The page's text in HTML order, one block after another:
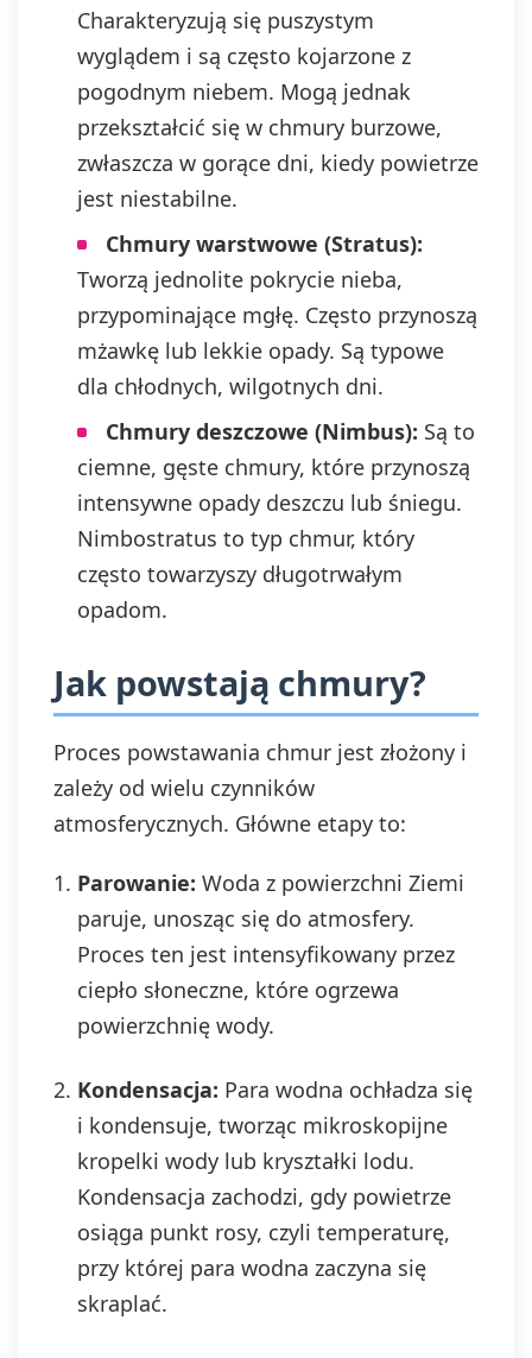
Charakteryzują się puszystym
wyglądem i są często kojarzone z
pogodnym niebem. Mogą jednak
przekształcić się w chmury burzowe,
zwłaszcza w gorące dni, kiedy powietrze
jest niestabilne.
Chmury warstwowe (Stratus):
Tworzą jednolite pokrycie nieba,
przypominające mgłę. Często przynoszą
mżawkę lub lekkie opady. Są typowe
dla chłodnych, wilgotnych dni.
Chmury deszczowe (Nimbus): Są to
ciemne, gęste chmury, które przynoszą
intensywne opady deszczu lub śniegu.
Nimbostratus to typ chmur, który
często towarzyszy długotrwałym
opadom.
Jak powstają chmury?
Proces powstawania chmur jest złożony i
zależy od wielu czynników
atmosferycznych. Główne etapy to:
Parowanie: Woda z powierzchni Ziemi
paruje, unosząc się do atmosfery.
Proces ten jest intensyfikowany przez
ciepło słoneczne, które ogrzewa
powierzchnię wody.
Kondensacja: Para wodna ochładza się
i kondensuje, tworząc mikroskopijne
kropelki wody lub kryształki lodu.
Kondensacja zachodzi, gdy powietrze
osiąga punkt rosy, czyli temperaturę,
przy której para wodna zaczyna się
skraplać.